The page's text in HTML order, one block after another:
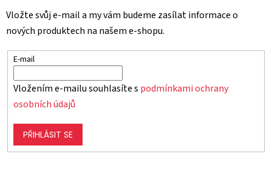
Vložte svůj e-mail a my vám budeme zasílat informace o
nových produktech na našem e-shopu.
E-mail
Vložením e-mailu souhlasíte s podmínkami ochrany
osobních údajů
PŘIHLÁSIT SE